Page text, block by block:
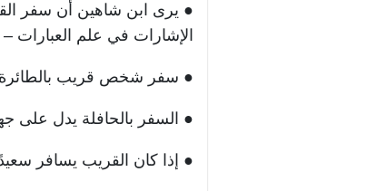
● يرى ابن شاهين أن سفر
الإشارات في علم العبارات –
● سفر شخص قريب
● السفر بالحافلة يدل على
● إذا كان القريب يسافر